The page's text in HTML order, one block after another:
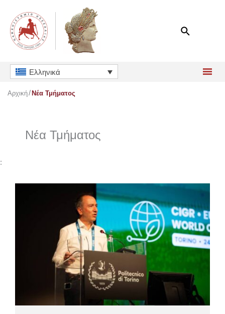
περιεχόμενο
Ελληνικά
Αρχική Νέα Τμήματος
Νέα Τμήματος
: